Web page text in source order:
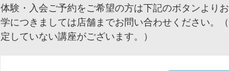
体験・入会ご予約をご希望の方は下記のボタンより
学につきましては店舗までお問い合わせください。
定していない講座がございます。）